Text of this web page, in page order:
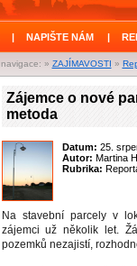
| NAPIŠTE NÁM |
navigace: » ZAJÍMAVOSTI »
Zájemce o nové
metoda
Datum: 25.
Autor: Martina
Rubrika:
Na stavební parcely v
zájemci už několik let.
pozemků nezajistí,